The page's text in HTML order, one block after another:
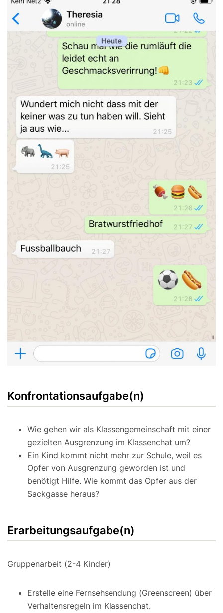
Konfrontationsaufgabe(n)
Wie gehen wir als Klassengemeinschaft mit einer
gezielten Ausgrenzung im Klassenchat um?
Ein Kind kommt nicht mehr zur Schule, weil es
Opfer von Ausgrenzung geworden ist und
benötigt Hilfe. Wie kommt das Opfer aus der
Sackgasse heraus?
Erarbeitungsaufgabe(n)
Gruppenarbeit (2-4 Kinder)
Erstelle eine Fernsehsendung (Greenscreen) über
Verhaltensregeln im Klassenchat.